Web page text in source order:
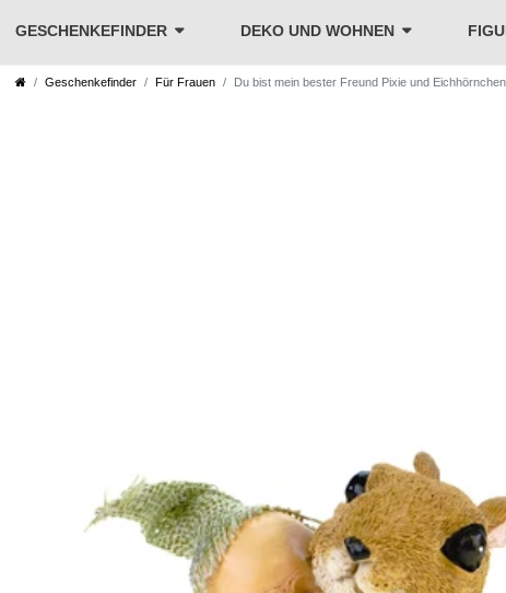
GESCHENKEFINDER DEKO UND WOHNEN
Geschenkefinder Für Frauen Du bist mein bester Freund Pixie und